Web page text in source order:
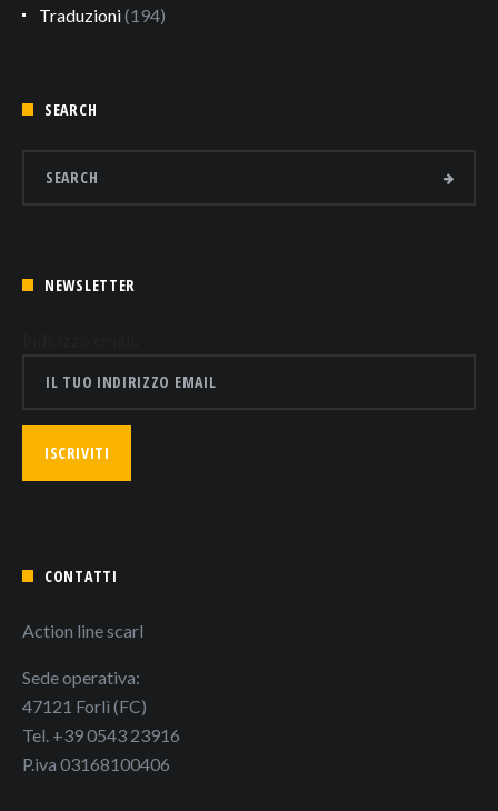
Traduzioni(194)
SEARCH
NEWSLETTER
CONTATTI
Action line scarl
Sede operativa:
47121 Forlì (FC)
Tel. +39 0543 23916
P.iva 03168100406